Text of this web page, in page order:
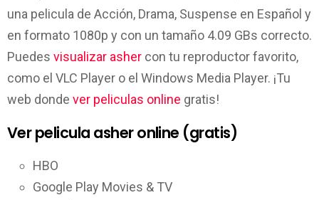
una pelicula de Acción, Drama, Suspense en Español y
en formato 1080p y con un tamaño 4.09 GBs correcto.
Puedes visualizar asher con tu reproductor favorito,
como el VLC Player o el Windows Media Player. ¡Tu
web donde ver peliculas online gratis!
Ver pelicula asher online (gratis)
HBO
Google Play Movies & TV